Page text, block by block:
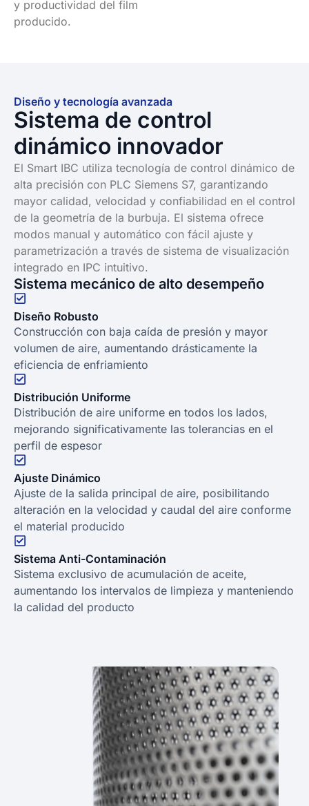
y productividad del film
producido.
Diseño y tecnología avanzada
Sistema de control
dinámico innovador
El Smart IBC utiliza tecnología de control dinámico de
alta precisión con PLC Siemens S7, garantizando
mayor calidad, velocidad y confiabilidad en el control
de la geometría de la burbuja. El sistema ofrece
modos manual y automático con fácil ajuste y
parametrización a través de sistema de visualización
integrado en IPC intuitivo.
Sistema mecánico de alto desempeño
Diseño Robusto
Construcción con baja caída de presión y mayor
volumen de aire, aumentando drásticamente la
eficiencia de enfriamiento
Distribución Uniforme
Distribución de aire uniforme en todos los lados,
mejorando significativamente las tolerancias en el
perfil de espesor
Ajuste Dinámico
Ajuste de la salida principal de aire, posibilitando
alteración en la velocidad y caudal del aire conforme
el material producido
Sistema Anti-Contaminación
Sistema exclusivo de acumulación de aceite,
aumentando los intervalos de limpieza y manteniendo
la calidad del producto